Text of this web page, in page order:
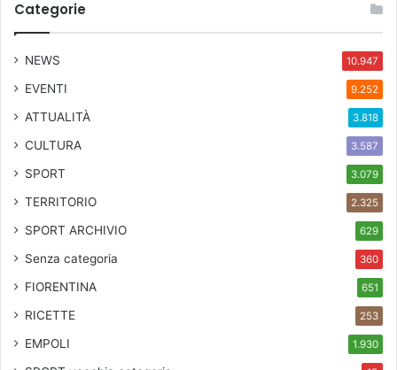
Categorie
NEWS 10.947
EVENTI 9.252
ATTUALITÀ 3.818
CULTURA 3.587
SPORT 3.079
TERRITORIO 2.325
SPORT ARCHIVIO 629
Senza categoria 360
FIORENTINA 651
RICETTE 253
EMPOLI 1.930